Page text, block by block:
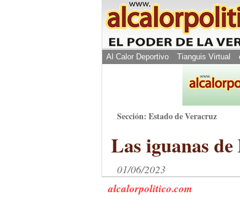
Al Calor Deportivo Tianguis Virtual
Sección: Estado de Veracruz
Las iguanas
01/06/2023
alcalorpolitico.com